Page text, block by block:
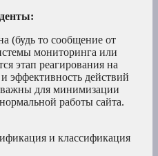
(будь то сообщение от
мониторинга или
этап реагирования на
эффективность действий
важны для минимизации
работы сайта.
и классификация